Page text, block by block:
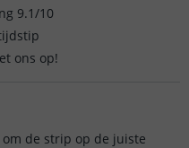
9.1/10
ons op!
om de strip op de juiste